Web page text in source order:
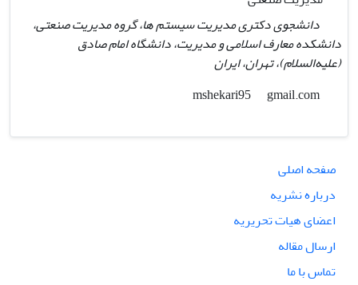
دانشجوی دکتری مدیریت سیستم ها، گروه مدیریت صنعتی،
دانشکده معارف اسلامی و مدیریت، دانشگاه امام صادق
(علیه‌السلام)، تهران،‌ ایران
gmail.com
صفحه اصلی
درباره نشریه
اعضای هیات تحریریه
ارسال مقاله
تماس با ما